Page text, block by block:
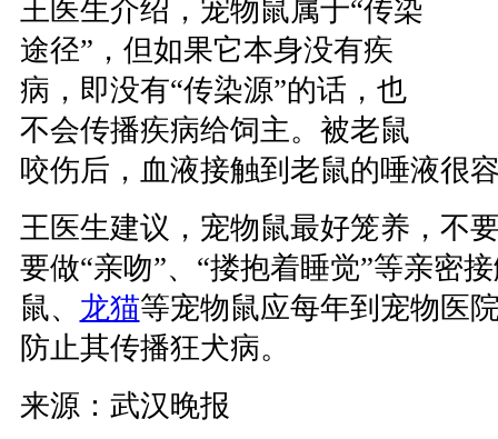
王医生介绍，宠物鼠属于“传染
途径”，但如果它本身没有疾
病，即没有“传染源”的话，也
不会传播疾病给饲主。被老鼠
咬伤后，血液接触到老鼠的唾液很
王医生建议，宠物鼠最好笼养，不
要做“亲吻”、“搂抱着睡觉”等亲密
鼠、 龙猫等宠物鼠应每年到宠物医
防止其传播狂犬病。
来源：武汉晚报